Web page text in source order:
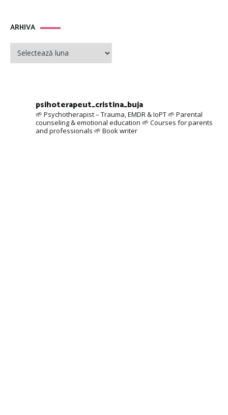
ARHIVAARHIVA
psihoterapeut_cristina_buja
🌱 Psychotherapist – Trauma, EMDR & IoPT🌱 Parental
counseling & emotional education 🌱 Courses for parents
and professionals 🌱 Book writer